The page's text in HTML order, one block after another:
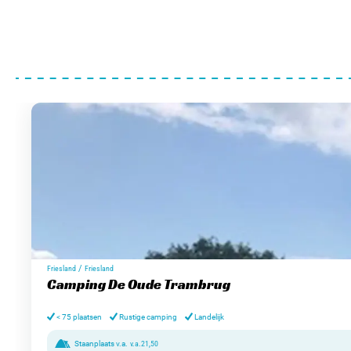
Friesland / Friesland
Camping De Oude Trambrug
< 75 plaatsen Rustige camping Landelijk
Staanplaats v.a. v.a. 21,50